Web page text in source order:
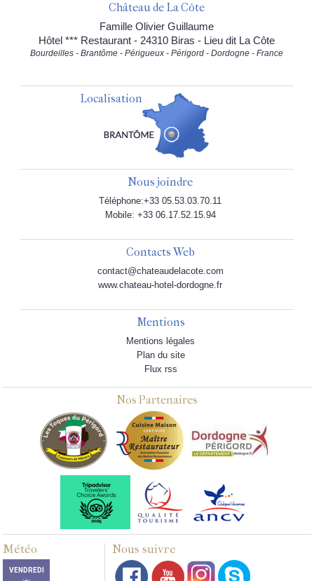
Château de La Côte
Famille Olivier Guillaume
Hôtel *** Restaurant - 24310 Biras - Lieu dit La Côte
Bourdeilles - Brantôme - Périgueux - Périgord - Dordogne - France
Localisation
Nous joindre
Téléphone:+33 05.53.03.70.11
Mobile: +33 06.17.52.15.94
Contacts Web
contact@chateaudelacote.com
www.chateau-hotel-dordogne.fr
Mentions
Mentions légales
Plan du site
Flux rss
Nos Partenaires
Météo Nous suivre